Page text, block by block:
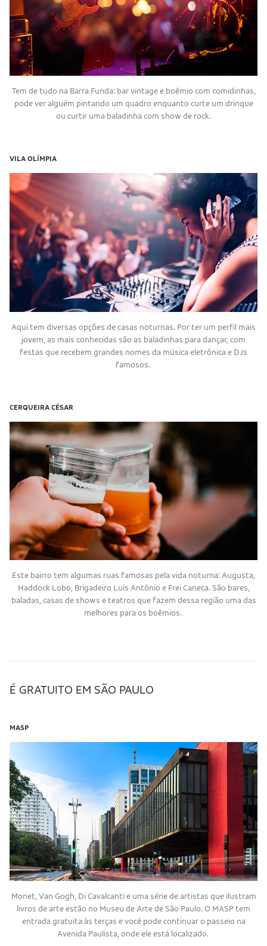
Tem de tudo na Barra Funda: bar vintage e boêmio com comidinhas,
pode ver alguém pintando um quadro enquanto curte um drinque
ou curtir uma baladinha com show de rock.
VILA OLÍMPIA
Aqui tem diversas opções de casas noturnas. Por ter um perfil mais
jovem, as mais conhecidas são as baladinhas para dançar, com
festas que recebem grandes nomes da música eletrônica e DJs
famosos.
CERQUEIRA CÉSAR
Este bairro tem algumas ruas famosas pela vida noturna: Augusta,
Haddock Lobo, Brigadeiro Luís Antônio e Frei Caneca. São bares,
baladas, casas de shows e teatros que fazem dessa região uma das
melhores para os boêmios.
É GRATUITO EM SÃO PAULO
MASP
Monet, Van Gogh, Di Cavalcanti e uma série de artistas que ilustram
livros de arte estão no Museu de Arte de São Paulo. O MASP tem
entrada gratuita às terças e você pode continuar o passeio na
Avenida Paulista, onde ele está localizado.